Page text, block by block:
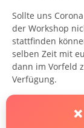
Sollte uns
der Workshop
stattfinden
selben Zeit mit
dann im Vorfeld
Verfügung.